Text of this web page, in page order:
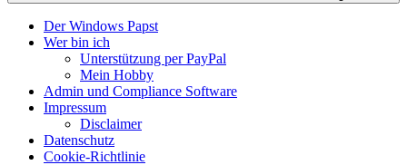
Der Windows Papst
Wer bin ich
Unterstützung per PayPal
Mein Hobby
Admin und Compliance Software
Impressum
Disclaimer
Datenschutz
Cookie-Richtlinie